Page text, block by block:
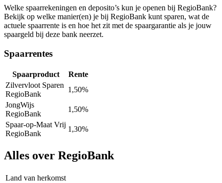
Welke spaarrekeningen en deposito’s kun je openen bij RegioBank?
Bekijk op welke manier(en) je bij RegioBank kunt sparen, wat de
actuele spaarrente is en hoe het zit met de spaargarantie als je jouw
spaargeld bij deze bank neerzet.
Spaarrentes
Spaarproduct
Rente
Zilvervloot Sparen
RegioBank
1,50%
JongWijs
RegioBank
1,50%
Spaar-op-Maat Vrij
RegioBank
1,30%
Alles over RegioBank
Land van herkomst